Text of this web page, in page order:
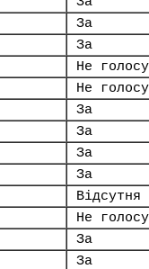
За
За
Не
Не
За
За
За
За
Відсутня
Не
За
За